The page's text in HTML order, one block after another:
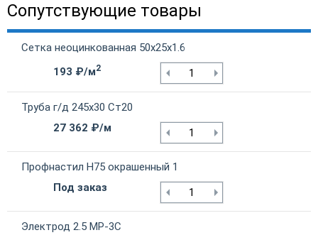
Сопутствующие товары
Сетка неоцинкованная 50х25х1.6
193 ₽/м2
Труба г/д 245х30 Ст20
27 362 ₽/м
Профнастил Н75 окрашенный 1
Под заказ
Электрод 2.5 МР-3С